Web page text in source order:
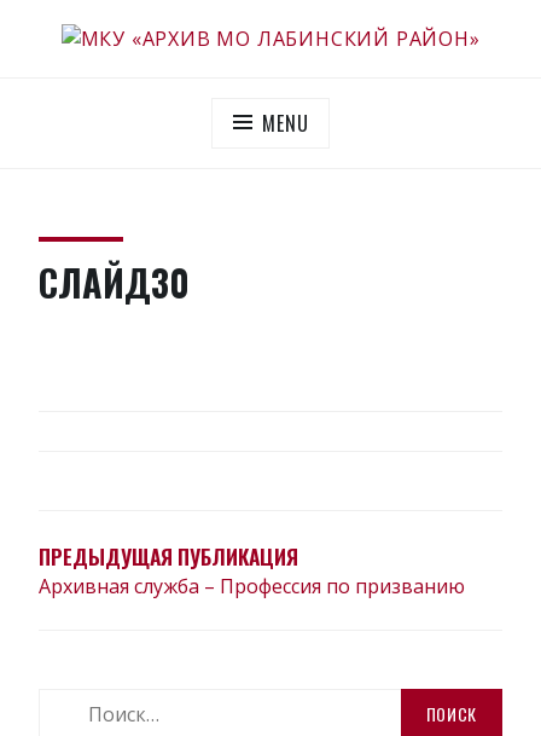
MENU
СЛАЙД30
ЗАПИСЯМ
ПРЕДЫДУЩАЯ ПУБЛИКАЦИЯ
Архивная служба – Профессия по призванию